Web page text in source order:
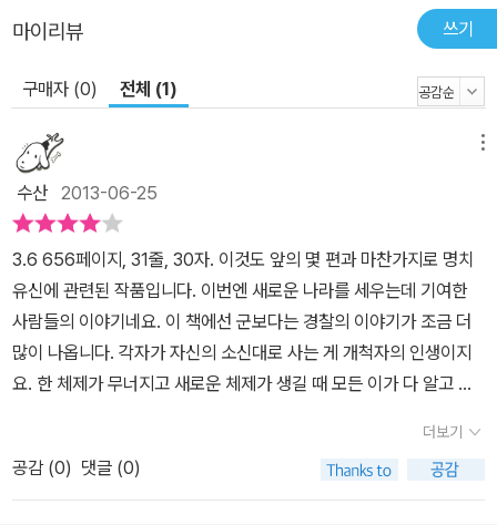
마이리뷰 쓰기
구매자 (0) 전체 (1)
수산 2013-06-25
3.6 656페이지, 31줄, 30자. 이것도 앞의 몇 편과 마찬가지로 명치
유신에 관련된 작품입니다. 이번엔 새로운 나라를 세우는데 기여한
사람들의 이야기네요. 이 책에선 군보다는 경찰의 이야기가 조금 더
많이 나옵니다. 각자가 자신의 소신대로 사는 게 개척자의 인생이지
요. 한 체제가 무너지고 새로운 체제가 생길 때 모든 이가 다 알고 가
의 시점이 아니라 전체로써의 한 나라가 언급되는 것이지요. 기존 체
제에 적응되었던 군상들은 몰락하고 (체제가 유지되었더러만 안 겪었
을) 고초를 겪게 됩니다. 새로운 질서를 만드는 것은 구상하는 사람
더보기
공감 (0) 댓글 (0)